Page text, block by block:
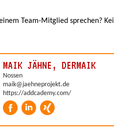
Team-Mitglied sprechen?